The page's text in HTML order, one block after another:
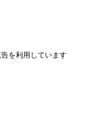
を利用しています